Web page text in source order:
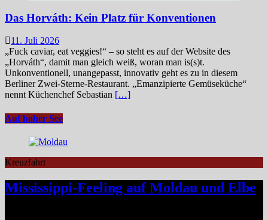
Das Horváth: Kein Platz für Konventionen
11. Juli 2026
„Fuck caviar, eat veggies!“ – so steht es auf der Website des
„Horváth“, damit man gleich weiß, woran man is(s)t.
Unkonventionell, unangepasst, innovativ geht es zu in diesem
Berliner Zwei-Sterne-Restaurant. „Emanzipierte Gemüseküche“
nennt Küchenchef Sebastian […]
Auf hoher See
Kreuzfahrt
Mississippi-Feeling auf Moldau und Elbe